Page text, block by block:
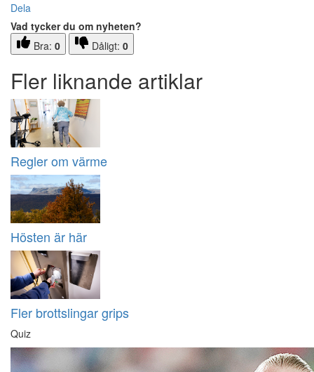
Dela
Vad tycker du om nyheten?
Bra: 0 Dåligt: 0
Fler liknande artiklar
Regler om värme
Hösten är här
Fler brottslingar grips
Quiz